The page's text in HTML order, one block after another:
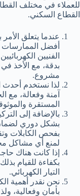
للعملاء في مختلف
القطاع السكني.
عندما يتعلق
أفضل الممارسات
الفنيين
بدقة، مع الأخذ في
مشروع.
لذا نستخدم أحدث
آمنة وفعالة، مع
المستقرة
بالإضافة إلى
بشكل دوري لضمان
بفحص الكابلات
لمنع أي مشاكل
إذا كانت هناك
بكفاءة للقيام
التيار الكهربائي.
نحن نقدر أهمية
بأمان وفعالية،